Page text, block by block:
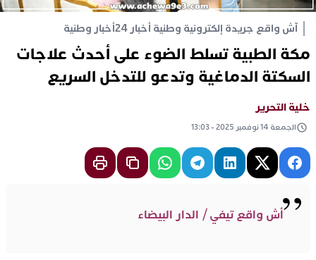
آش واقع جريدة إلكترونية وطنية أخبار 24 أخبار وطنية
مكة الطبية تسلط الضوء على أحدث علاجات
السكتة الدماغية وتدعو للتدخل السريع
خلية التحرير
الجمعة 14 نوفمبر 2025 - 13:03
أش واقع تيفي / الدار البيضاء